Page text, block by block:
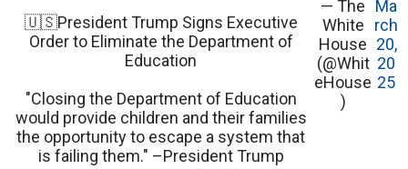
🇺🇸President Trump Signs Executive
Order to Eliminate the Department of
Education
"Closing the Department of Education
would provide children and their families
the opportunity to escape a system that
is failing them." –President Trump
— The
White
House
(@Whit
eHouse
)
Ma
rch
20,
20
25